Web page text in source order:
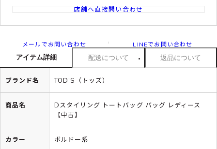
店舗へ直接問い合わせ
メールでお問い合わせ LINEでお問い合わせ
アイテム詳細 配送について 返品について
ブランド名 TOD'S（トッズ）
商品名
Dスタイリング トートバッグ バッグ レディース
【中古】
カラー ボルドー系